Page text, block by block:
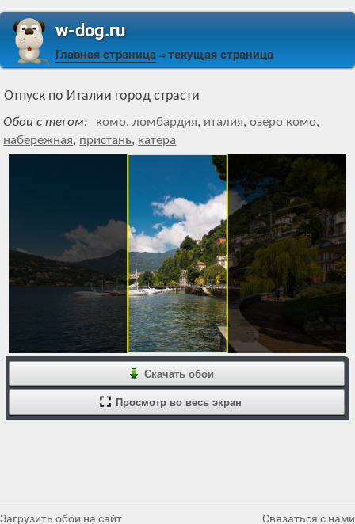
w-dog.ru
Главная страница ⇒ текущая страница
Отпуск по Италии город страсти
Обои с тегом: комо,ломбардия, италия,озеро комо,
набережная, пристань, катера
Скачать обои
Просмотр во весь экран
Загрузить обои на сайт Связаться с нами